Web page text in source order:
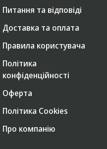
Питання та відповіді
Доставка та оплата
Правила користувача
Політика
конфіденційності
Оферта
Політика Cookies
Про компанію